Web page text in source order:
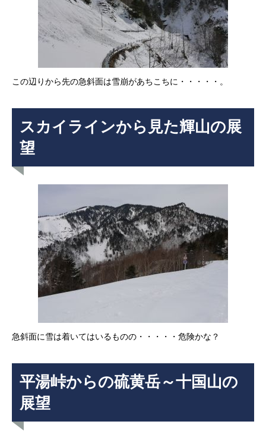
この辺りから先の急斜面は雪崩があちこちに・・・・・。
スカイラインから見た輝山の展
望
急斜面に雪は着いてはいるものの・・・・・危険かな？
平湯峠からの硫黄岳～十国山の
展望